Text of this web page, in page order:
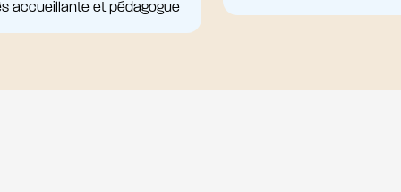
accueillante et pédagogue